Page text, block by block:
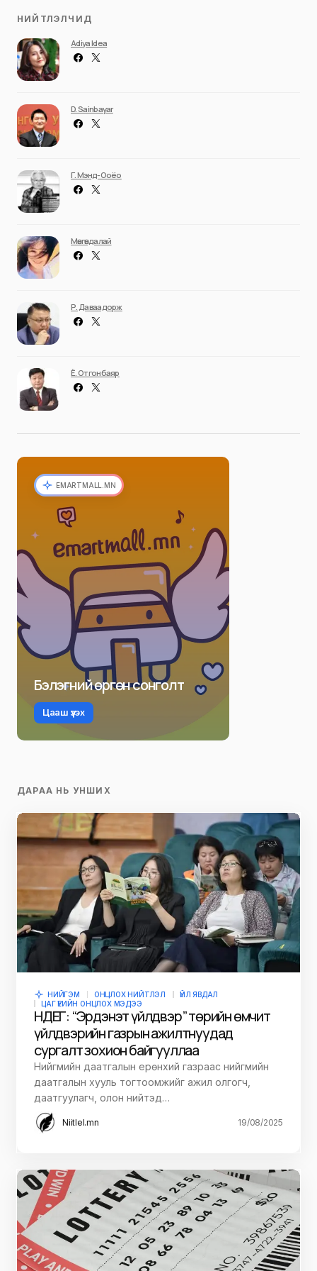
НИЙТЛЭЛЧИД
Adiya Idea
D. Sainbayar
Г. Мэнд-Ооёо
Мөнгөндалай
Р. Даваадорж
Ё. Отгонбаяр
EMARTMALL.MN
Бэлэгний өргөн сонголт
Цааш үзэх
ДАРАА НЬ УНШИХ
НИЙГЭМ ОНЦЛОХ НИЙТЛЭЛ
ҮЙЛ ЯВДАЛ
ЦАГ ҮЕИЙН ОНЦЛОХ МЭДЭЭ
НДЕГ: “Эрдэнэт үйлдвэр” төрийн өмчит
үйлдвэрийн газрын ажилтнуудад
сургалт зохион байгууллаа
Нийгмийн даатгалын ерөнхий газраас нийгмийн
даатгалын хууль тогтоомжийг ажил олгогч,
даатгуулагч, олон нийтэд…
Niitlel.mn 19/08/2025